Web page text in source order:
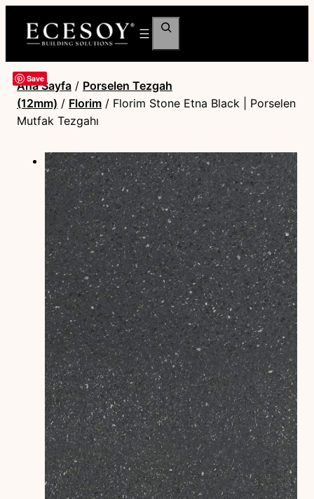
Ara
Save
Ana Sayfa / Porselen Tezgah
(12mm) / Florim / Florim Stone Etna Black | Porselen
Mutfak Tezgahı